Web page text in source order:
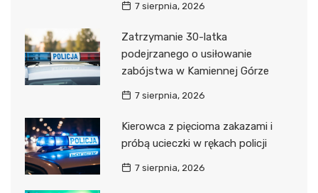
7 sierpnia, 2026
Zatrzymanie 30-latka
podejrzanego o usiłowanie
zabójstwa w Kamiennej Górze
7 sierpnia, 2026
Kierowca z pięcioma zakazami i
próbą ucieczki w rękach policji
7 sierpnia, 2026